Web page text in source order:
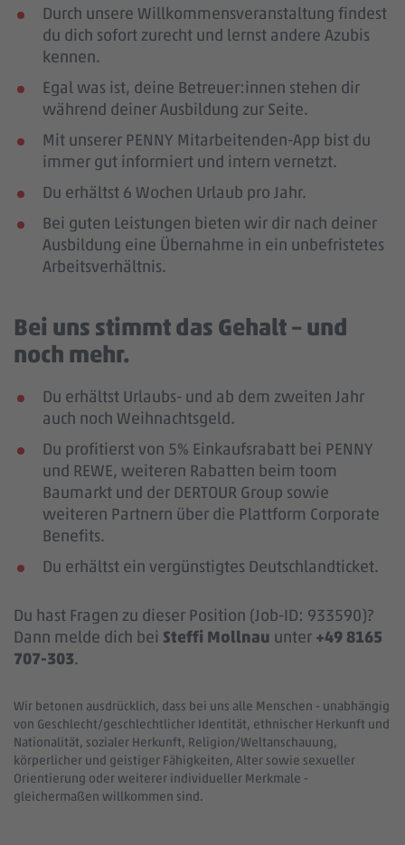
Durch unsere Willkommensveranstaltung findest
du dich sofort zurecht und lernst andere Azubis
kennen.
Egal was ist, deine Betreuer:innen stehen dir
während deiner Ausbildung zur Seite.
Mit unserer PENNY Mitarbeitenden-App bist du
immer gut informiert und intern vernetzt.
Du erhältst 6 Wochen Urlaub pro Jahr.
Bei guten Leistungen bieten wir dir nach deiner
Ausbildung eine Übernahme in ein unbefristetes
Arbeitsverhältnis.
Bei uns stimmt das Gehalt – und
noch mehr.
Du erhältst Urlaubs- und ab dem zweiten Jahr
auch noch Weihnachtsgeld.
Du profitierst von 5% Einkaufsrabatt bei PENNY
und REWE, weiteren Rabatten beim toom
Baumarkt und der DERTOUR Group sowie
weiteren Partnern über die Plattform Corporate
Benefits.
Du erhältst ein vergünstigtes Deutschlandticket.
Du hast Fragen zu dieser Position (Job-ID: 933590)?
Dann melde dich bei Steffi Mollnau unter +49 8165
707-303.
Wir betonen ausdrücklich, dass bei uns alle Menschen - unabhängig
von Geschlecht/geschlechtlicher Identität, ethnischer Herkunft und
Nationalität, sozialer Herkunft, Religion/Weltanschauung,
körperlicher und geistiger Fähigkeiten, Alter sowie sexueller
Orientierung oder weiterer individueller Merkmale -
gleichermaßen willkommen sind.